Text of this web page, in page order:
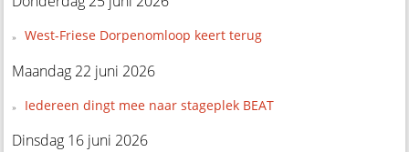
West-Friese Dorpenomloop keert terug
Maandag 22 juni 2026
Iedereen dingt mee naar stageplek BEAT
Dinsdag 16 juni 2026